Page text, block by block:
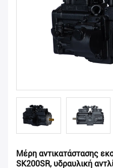
Μέρη αντικατάστασης
SK200SR, υδραυλική